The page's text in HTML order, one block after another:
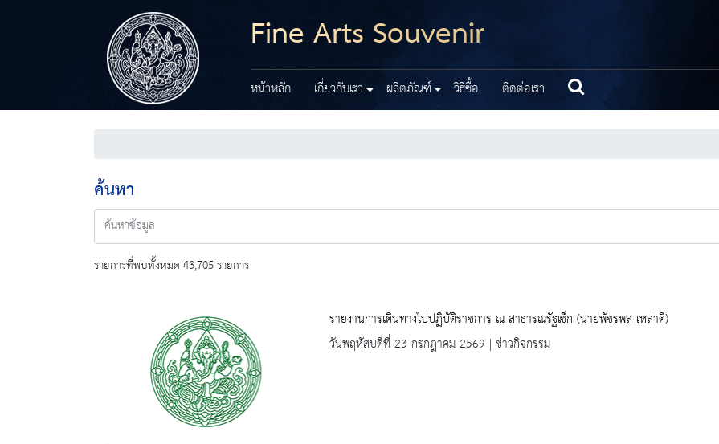
Fine Arts Souvenir
หน้าหลัก เกี่ยวกับเรา ผลิตภัณฑ์ วิธีซื้อ ติดต่อเรา
ค้นหา
รายการที่พบทั้งหมด 43,705 รายการ
รายงานการเดินทางไปปฏิบัติราชการ ณ สาธารณรัฐเช็ก (นายพัชรพล เหล่าดี)
วันพฤหัสบดีที่ 23 กรกฎาคม 2569 | ข่าวกิจกรรม